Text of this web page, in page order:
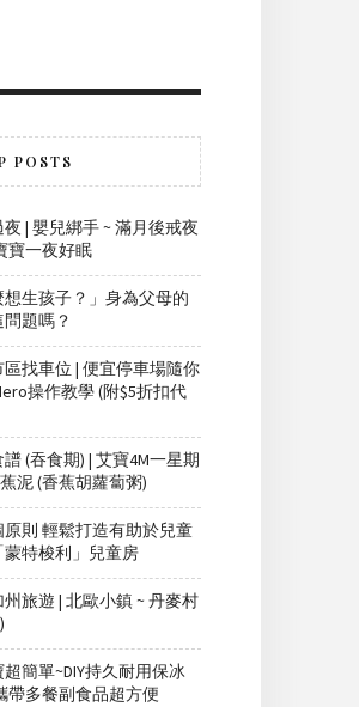
POSTS
| 嬰兒綁手 ~ 滿月後戒夜
寶一夜好眠
想生孩子？」身為父母的
題嗎？
找車位 | 便宜停車場隨你
操作教學 (附$5折扣代
(吞食期) | 艾寶4M一星期
泥 (香蕉胡蘿蔔粥)
則 輕鬆打造有助於兒童
特梭利」兒童房
旅遊 | 北歐小鎮 ~ 丹麥村
簡單~DIY持久耐用保冰
帶多餐副食品超方便